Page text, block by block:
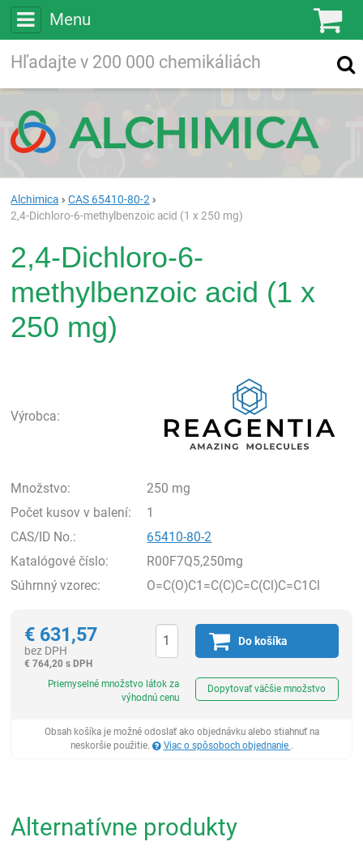
Menu
Vyhľadávanie
Alchimica
CAS 65410-80-2
2,4-Dichloro-6-methylbenzoic acid (1 x 250 mg)
2,4-Dichloro-6-
methylbenzoic acid (1 x
250 mg)
Výrobca:
Množstvo:
250 mg
Počet kusov v balení:
1
CAS/ID No.:
65410-80-2
Katalógové číslo:
R00F7Q5,250mg
Súhrnný vzorec:
O=C(O)C1=C(C)C=C(Cl)C=C1Cl
€ 631,57
bez DPH
€ 764,20 s DPH
Do košíka
Priemyselné množstvo látok za
výhodnú cenu
Dopytovať väčšie množstvo
Obsah košíka je možné odoslať ako objednávku alebo stiahnuť na
neskoršie použitie.
Viac o spôsoboch objednanie .
Alternatívne produkty